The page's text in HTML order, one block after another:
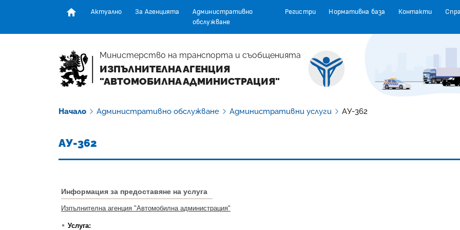
Актуално За Агенцията
Административно
обслужване
Регистри Нормативна база Контакти
Министерство на транспорта и съобщенията
ИЗПЪЛНИТЕЛНА АГЕНЦИЯ
"АВТОМОБИЛНА АДМИНИСТРАЦИЯ"
Начало Административно обслужване Административни услуги АУ-362
АУ-362